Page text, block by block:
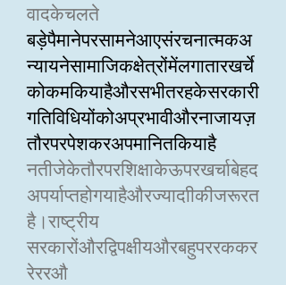
वादकेचलते
बड़ेपैमानेपरसामनेआएसंरचनात्मकअ
न्यायनेसामाजिकक्षेत्रोंमेंलगातारखर्चे
कोकमकियाहैऔरसभीतरहकेसरकारी
गतिविधियोंकोअप्रभावीऔरनाजायज़
तौरपरपेशकरअपमानितकियाहै
नतीजेकेतौरपरशिक्षाकेऊपरखर्चाबेहद
अपर्याप्तहोगयाहैऔरज्यादाीकीजरूरत
है।राष्ट्रीय
सरकारोंऔरद्विपक्षीयऔरबहुपररककर
रेररऔ